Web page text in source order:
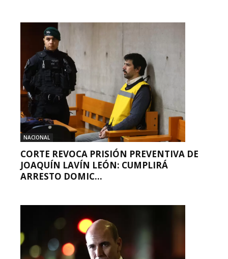
NACIONAL
CORTE REVOCA PRISIÓN PREVENTIVA DE
JOAQUÍN LAVÍN LEÓN: CUMPLIRÁ
ARRESTO DOMIC...